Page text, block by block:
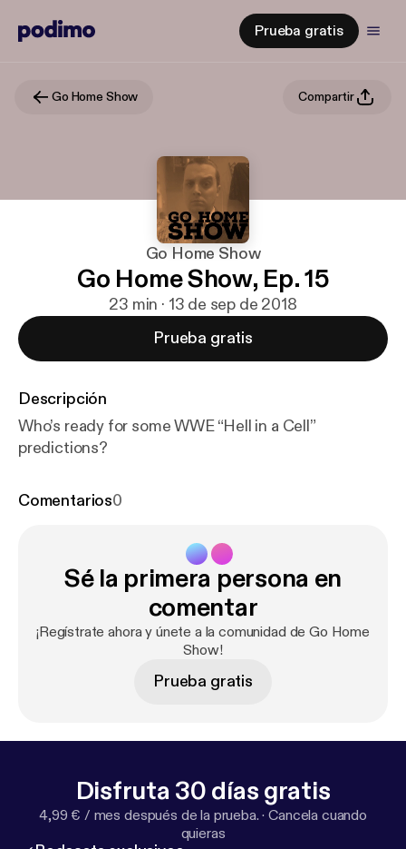
Prueba gratis
Go Home Show Compartir
Go Home Show
Go Home Show, Ep. 15
23 min · 13 de sep de 2018
Prueba gratis
Descripción
Who’s ready for some WWE “Hell in a Cell”
predictions?
Comentarios0
Sé la primera persona en
comentar
¡Regístrate ahora y únete a la comunidad de Go Home
Show!
Prueba gratis
Disfruta 30 días gratis
4,99 € / mes después de la prueba. ·Cancela cuando
quieras